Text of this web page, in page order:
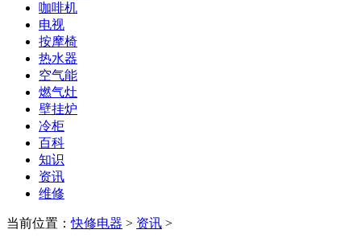
咖啡机
电视
按摩椅
热水器
空气能
燃气灶
壁挂炉
冷柜
百科
知识
资讯
维修
当前位置：快修电器 > 资讯 >